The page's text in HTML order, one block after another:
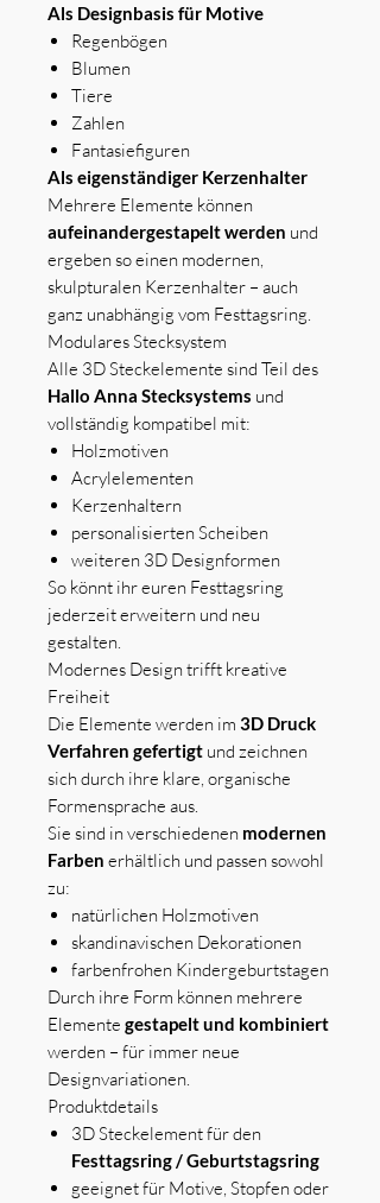
Als Designbasis für Motive
Regenbögen
Blumen
Tiere
Zahlen
Fantasiefiguren
Als eigenständiger Kerzenhalter
Mehrere Elemente können
aufeinandergestapelt werden und
ergeben so einen modernen,
skulpturalen Kerzenhalter – auch
ganz unabhängig vom Festtagsring.
Modulares Stecksystem
Alle 3D Steckelemente sind Teil des
Hallo Anna Stecksystems und
vollständig kompatibel mit:
Holzmotiven
Acrylelementen
Kerzenhaltern
personalisierten Scheiben
weiteren 3D Designformen
So könnt ihr euren Festtagsring
jederzeit erweitern und neu
gestalten.
Modernes Design trifft kreative
Freiheit
Die Elemente werden im 3D Druck
Verfahren gefertigt und zeichnen
sich durch ihre klare, organische
Formensprache aus.
Sie sind in verschiedenen modernen
Farben erhältlich und passen sowohl
zu:
natürlichen Holzmotiven
skandinavischen Dekorationen
farbenfrohen Kindergeburtstagen
Durch ihre Form können mehrere
Elemente gestapelt und kombiniert
werden – für immer neue
Designvariationen.
Produktdetails
3D Steckelement für den
Festtagsring / Geburtstagsring
geeignet für Motive, Stopfen oder